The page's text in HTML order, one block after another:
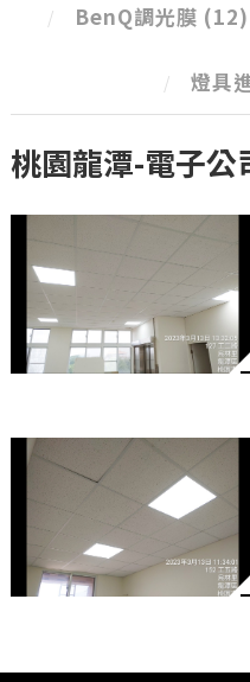
BenQ調光膜 (12)
燈具
桃園龍潭-電子公